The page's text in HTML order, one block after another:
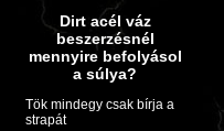
Dirt acél váz
beszerzésnél
mennyire befolyásol
a súlya?
Tök mindegy csak bírja a
strapát